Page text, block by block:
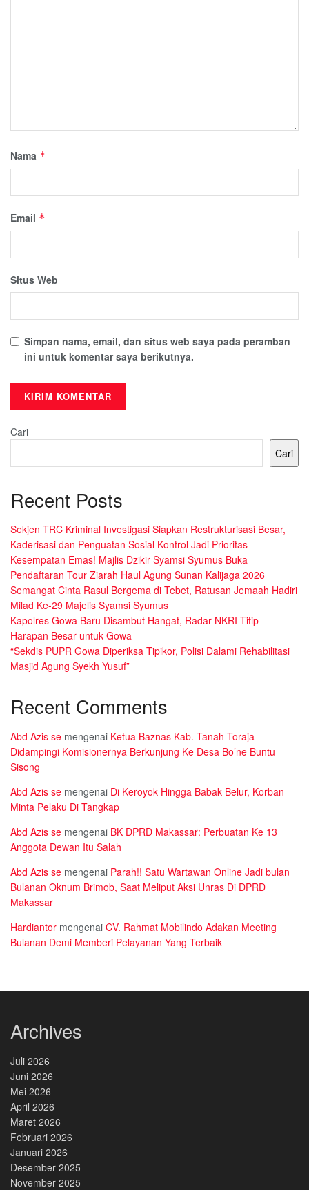
Nama *
Email *
Situs Web
Simpan nama, email, dan situs web saya pada peramban
ini untuk komentar saya berikutnya.
Cari
Cari
Recent Posts
Sekjen TRC Kriminal Investigasi Siapkan Restrukturisasi Besar,
Kaderisasi dan Penguatan Sosial Kontrol Jadi Prioritas
Kesempatan Emas! Majlis Dzikir Syamsi Syumus Buka
Pendaftaran Tour Ziarah Haul Agung Sunan Kalijaga 2026
Semangat Cinta Rasul Bergema di Tebet, Ratusan Jemaah Hadiri
Milad Ke-29 Majelis Syamsi Syumus
Kapolres Gowa Baru Disambut Hangat, Radar NKRI Titip
Harapan Besar untuk Gowa
“Sekdis PUPR Gowa Diperiksa Tipikor, Polisi Dalami Rehabilitasi
Masjid Agung Syekh Yusuf”
Recent Comments
Abd Azis se mengenai Ketua Baznas Kab. Tanah Toraja
Didampingi Komisionernya Berkunjung Ke Desa Bo’ne Buntu
Sisong
Abd Azis se mengenai Di Keroyok Hingga Babak Belur, Korban
Minta Pelaku Di Tangkap
Abd Azis se mengenai BK DPRD Makassar: Perbuatan Ke 13
Anggota Dewan Itu Salah
Abd Azis se mengenai Parah!! Satu Wartawan Online Jadi bulan
Bulanan Oknum Brimob, Saat Meliput Aksi Unras Di DPRD
Makassar
Hardiantor mengenai CV. Rahmat Mobilindo Adakan Meeting
Bulanan Demi Memberi Pelayanan Yang Terbaik
Archives
Juli 2026
Juni 2026
Mei 2026
April 2026
Maret 2026
Februari 2026
Januari 2026
Desember 2025
November 2025